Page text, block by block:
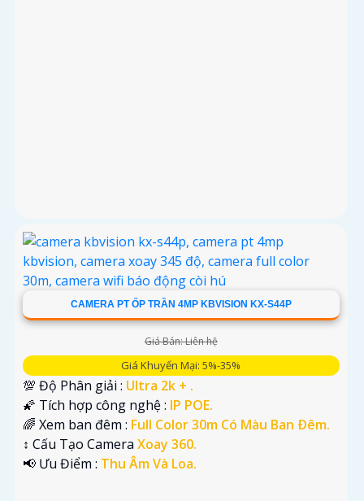
CAMERA PT ỐP TRẦN 4MP KBVISION KX-S44P
Giá Bán: Liên hệ
Giá Khuyến Mại: 5%-35%
💯 Độ Phân giải : Ultra 2k + .
🌠 Tích hợp công nghệ : IP POE.
🌈 Xem ban đêm : Full Color 30m Có Màu Ban Ðêm.
↕️ Cấu Tạo Camera Xoay 360.
️📢 Ưu Điểm : Thu Âm Và Loa.